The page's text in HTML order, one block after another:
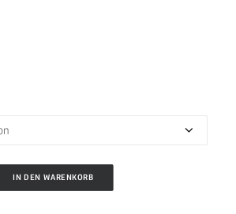
IN DEN WARENKORB